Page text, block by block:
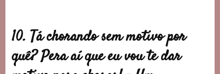
10. Tá chorando sem motivo por
quê? Pera aí que eu vou te dar